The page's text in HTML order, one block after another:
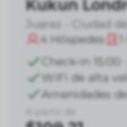
Kukun
Juarez - Ciudad
4 Hóspedes
Check-in 15:00
WiFi de alta
Amenidades